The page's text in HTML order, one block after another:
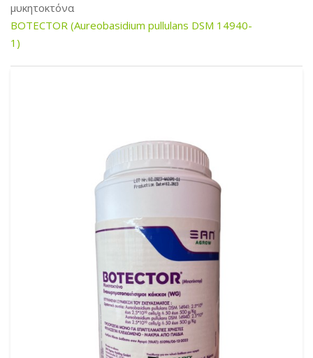
μυκητοκτόνα
BOTECTOR (Aureobasidium pullulans DSM 14940-
1)